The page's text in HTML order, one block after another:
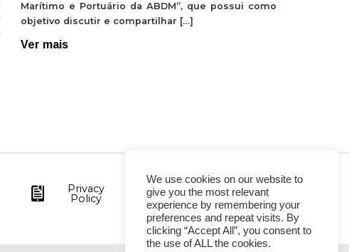
Marítimo e Portuário da ABDM”, que possui como
objetivo discutir e compartilhar […]
Ver mais
Privacy
Policy
We use cookies on our website to
give you the most relevant
experience by remembering your
preferences and repeat visits. By
clicking “Accept All”, you consent to
the use of ALL the cookies.